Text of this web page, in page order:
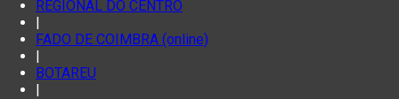
REGIONAL DO CENTRO
|
FADO DE COIMBRA (online)
|
BOTAREU
|